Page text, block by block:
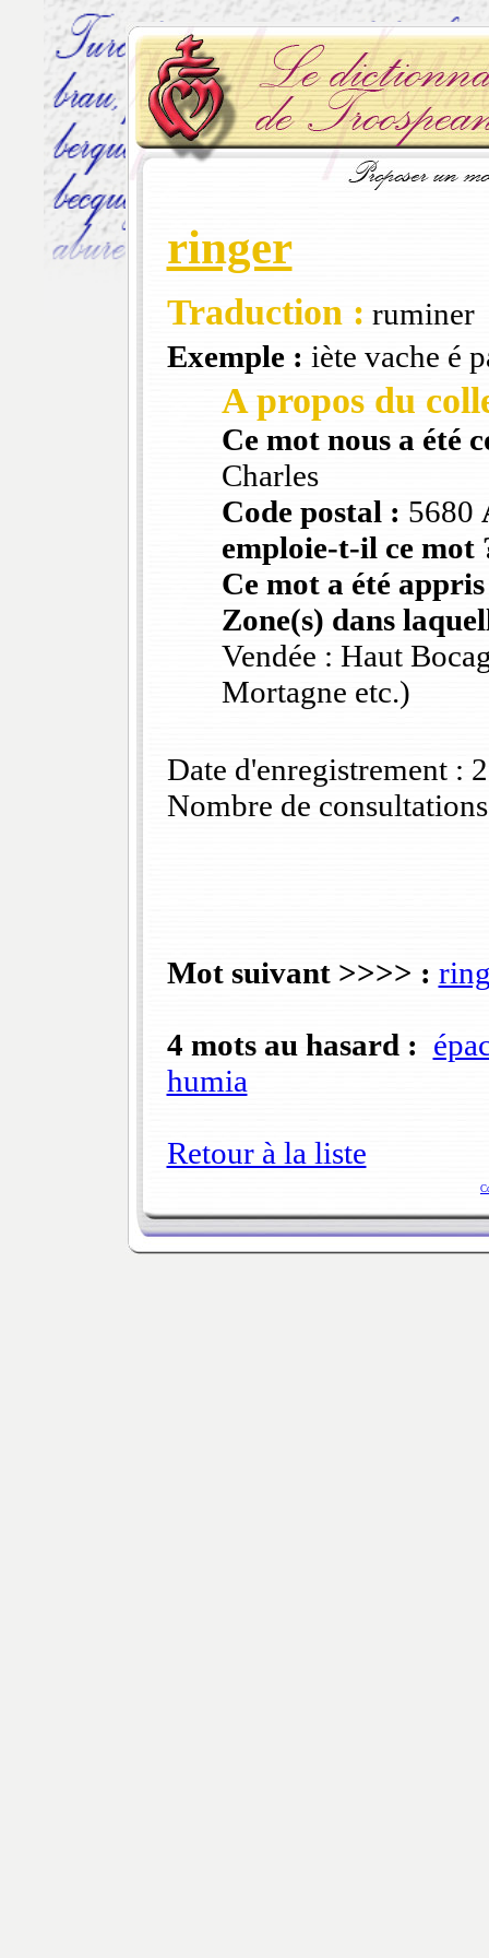
ringer
Traduction : ruminer
Exemple : iète vache é
A propos du
Ce mot nous a été
Charles
Code postal : 5680
emploie-t-il ce mot
Ce mot a été
Zone(s) dans
Vendée : Haut
Mortagne etc.)
Date d'enregistrement :
Nombre de
Mot suivant >>>> :
4 mots au hasard :
humia
Retour à la liste